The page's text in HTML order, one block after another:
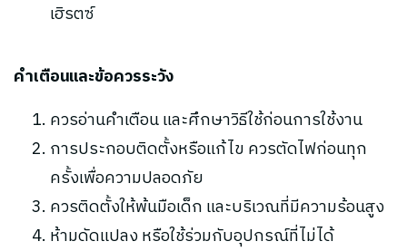
เฮิรตซ์
คำเตือนและข้อควรระวัง
ควรอ่านคำเตือน และศึกษาวิธีใช้ก่อนการใช้งาน
การประกอบติดตั้งหรือแก้ไข ควรตัดไฟก่อนทุก
ครั้งเพื่อความปลอดภัย
ควรติดตั้งให้พ้นมือเด็ก และบริเวณที่มีความร้อนสูง
ห้ามดัดแปลง หรือใช้ร่วมกับอุปกรณ์ที่ไม่ได้